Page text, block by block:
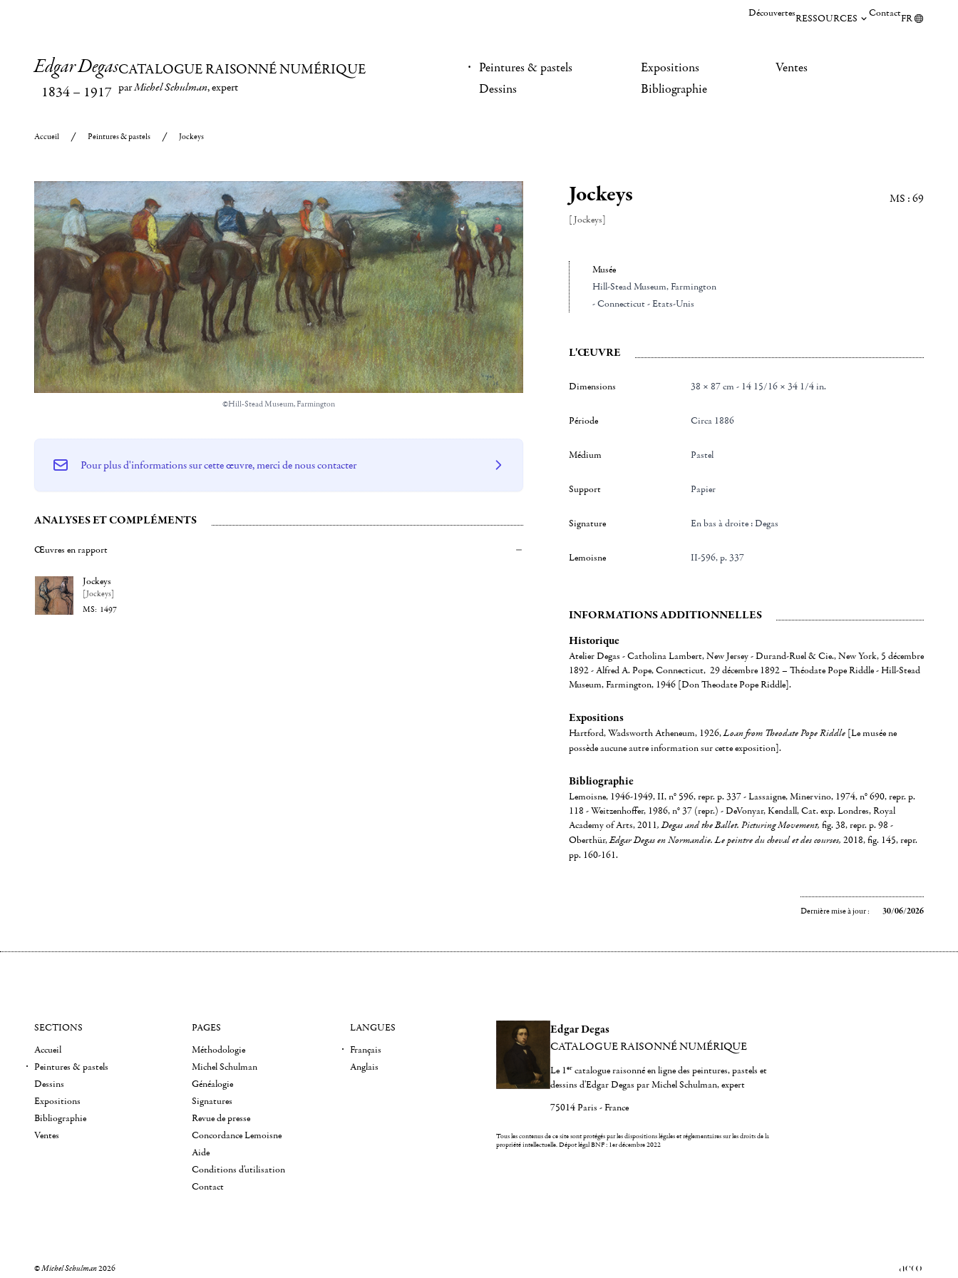
DécouvertesRESSOURCES ContactFR
Edgar Degas
1834– 1917
CATALOGUE RAISONNÉ NUMÉRIQUE
parMichel Schulman, expert
Peintures & pastels
Dessins
Expositions
Bibliographie
Ventes
Accueil Peintures & pastels Jockeys
©Hill-Stead Museum, Farmington
Jockeys
[Jockeys]
MS : 69
Musée
Hill-Stead Museum, Farmington
- Connecticut - Etats-Unis
L'ŒUVRE
Dimensions 38 × 87 cm - 14 15/16 × 34 1/4 in.
Période Circa 1886
Médium Pastel
Support Papier
Signature en bas à droite : Degas
Lemoisne II-596, p. 337
INFORMATIONS ADDITIONNELLES
Historique
Atelier Degas - Catholina Lambert, New Jersey - Durand-Ruel & Cie., New York, 5 décembre
1892 - Alfred A. Pope, Connecticut, 29 décembre 1892 – Théodate Pope Riddle - Hill-Stead
Museum, Farmington, 1946 [Don Theodate Pope Riddle].
Expositions
Hartford, Wadsworth Atheneum, 1926,Loan from Theodate Pope Riddle[Le musée ne
possède aucune autre information sur cette exposition].
Bibliographie
Lemoisne, 1946-1949, II, n° 596, repr. p. 337 - Lassaigne, Minervino, 1974, n° 690, repr. p.
118 - Weitzenhoffer, 1986, n° 37 (repr.) - DeVonyar, Kendall, Cat. exp. Londres, Royal
Academy of Arts, 2011,Degas and the Ballet. Picturing Movement, fig. 38, repr. p. 98 -
Oberthür,Edgar Degas en Normandie. Le peintre du cheval et des courses, 2018, fig. 145, repr.
pp. 160-161.
Dernière mise à jour : 30/06/2026
Pour plus d'informations sur cette œuvre, merci de nous contacter
ANALYSES ET COMPLÉMENTS
Œuvres en rapport
Jockeys
[Jockeys]
1497
Edgar Degas
CATALOGUE RAISONNÉ NUMÉRIQUE
Le 1er catalogue raisonné en ligne des peintures, pastels et
dessins d'Edgar Degas par Michel Schulman, expert
75014 Paris - France
Tous les contenus de ce site sont protégés par les dispositions légales et réglementaires sur les droits de la
propriété intellectuelle.Dépot légal BNF : 1er décembre 2022
SECTIONS
Accueil
Peintures & pastels
Dessins
Expositions
Bibliographie
Ventes
PAGES
Méthodologie
Michel Schulman
Généalogie
Signatures
Revue de presse
Concordance Lemoisne
Aide
Conditions d'utilisation
Contact
LANGUES
Français
Anglais
©Michel Schulman2026